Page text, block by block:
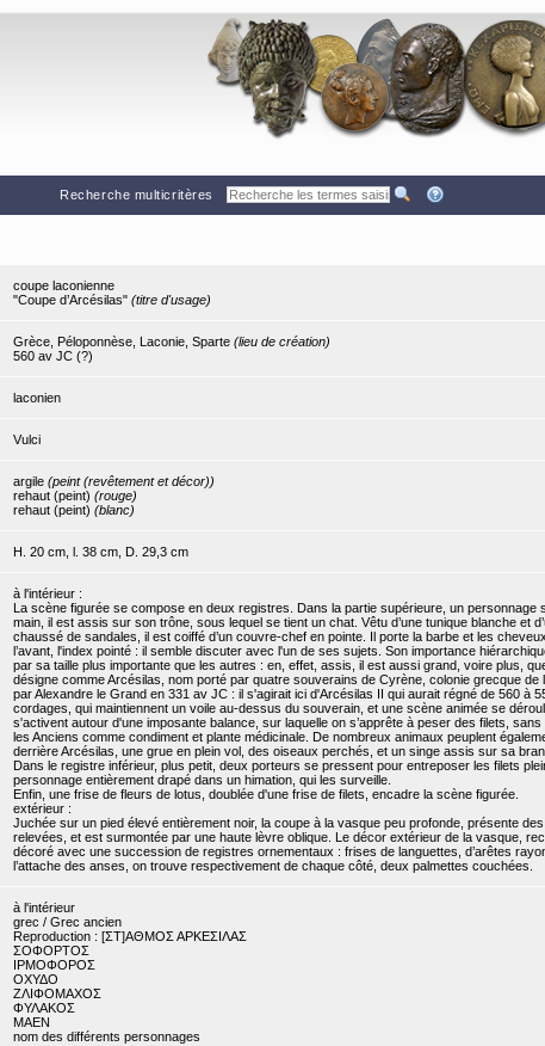
Recherche multicritères
coupe laconienne
"Coupe d’Arcésilas" (titre d'usage)
Grèce, Péloponnèse, Laconie, Sparte (lieu de création)
560 av JC (?)
laconien
Vulci
argile (peint (revêtement et décor))
rehaut (peint) (rouge)
rehaut (peint) (blanc)
H. 20 cm, l. 38 cm, D. 29,3 cm
à l'intérieur :
La scène figurée se compose en deux registres. Dans la partie supérieure, un personnage
main, il est assis sur son trône, sous lequel se tient un chat. Vêtu d’une tunique blanche et
chaussé de sandales, il est coiffé d’un couvre-chef en pointe. Il porte la barbe et les
l’avant, l'index pointé : il semble discuter avec l'un de ses sujets. Son importance
par sa taille plus importante que les autres : en, effet, assis, il est aussi grand, voire plus,
désigne comme Arcésilas, nom porté par quatre souverains de Cyrène, colonie grecque
par Alexandre le Grand en 331 av JC : il s'agirait ici d'Arcésilas II qui aurait régné de 560 à
cordages, qui maintiennent un voile au-dessus du souverain, et une scène animée se
s'activent autour d'une imposante balance, sur laquelle on s’apprête à peser des filets,
les Anciens comme condiment et plante médicinale. De nombreux animaux peuplent
derrière Arcésilas, une grue en plein vol, des oiseaux perchés, et un singe assis sur sa
Dans le registre inférieur, plus petit, deux porteurs se pressent pour entreposer les filets
personnage entièrement drapé dans un himation, qui les surveille.
Enfin, une frise de fleurs de lotus, doublée d'une frise de filets, encadre la scène figurée.
extérieur :
Juchée sur un pied élevé entièrement noir, la coupe à la vasque peu profonde, présente
relevées, et est surmontée par une haute lèvre oblique. Le décor extérieur de la vasque,
décoré avec une succession de registres ornementaux : frises de languettes, d’arêtes
l’attache des anses, on trouve respectivement de chaque côté, deux palmettes couchées.
à l'intérieur
grec / Grec ancien
Reproduction : [ΣΤ]ΑΘΜΟΣ ΑΡΚΕΣΙΛΑΣ
ΣΟΦΟΡΤΟΣ
ΙΡΜΟΦΟΡΟΣ
ΟΧΥΔΟ
ΖΛΙΦΟΜΑΧΟΣ
ΦΥΛΑΚΟΣ
ΜΑΕΝ
nom des différents personnages